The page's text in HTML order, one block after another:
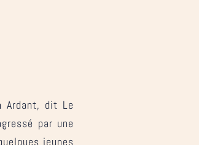
Ardant, dit Le
par une
jeunes